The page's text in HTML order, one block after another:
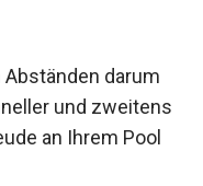
darum
und zweitens
an Ihrem Pool